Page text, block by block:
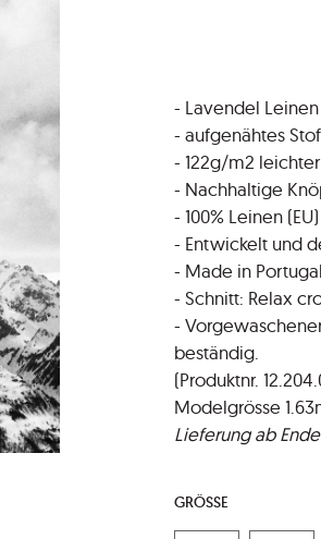
- Lavendel
- aufgenähtes
- 122g/m2
- Nachhaltige
- 100% Leinen (EU)
- Entwickelt und
- Made in Portugal
- Schnitt: Relax
-
beständig.
(Produktnr.
Modelgrösse
Lieferung ab
GRÖSSE